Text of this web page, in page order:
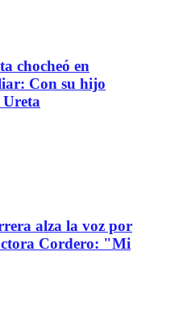
chocheó en
Con su hijo
alza la voz por
Cordero: "Mi